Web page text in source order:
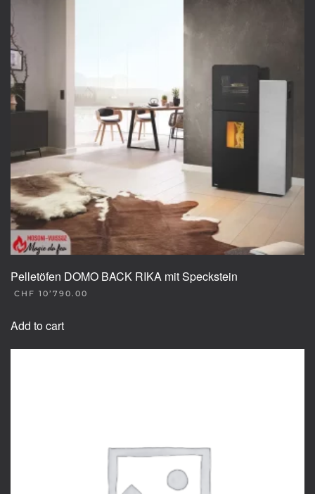
Pelletöfen DOMO BACK RIKA mit Speckstein
CHF 10’790.00
Add to cart